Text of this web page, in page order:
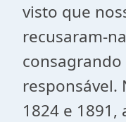
visto que
recusaram-
consagrando
responsável.
1824 e